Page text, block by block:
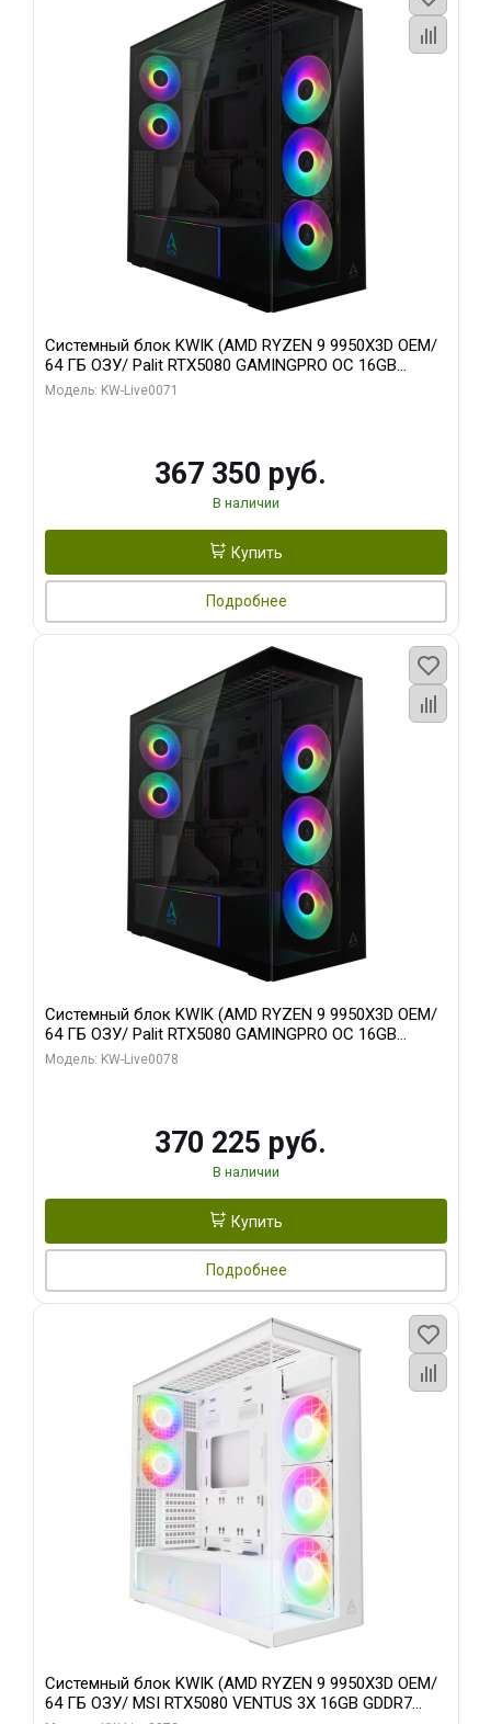
Системный блок KWIK (AMD RYZEN 9 9950X3D OEM/
64 ГБ ОЗУ/ Palit RTX5080 GAMINGPRO OC 16GB
GDDR7 256bit 3xDP HD/ 960 ГБ SSD)
Модель: KW-Live0071
367 350 руб.
В наличии
Купить
Подробнее
Системный блок KWIK (AMD RYZEN 9 9950X3D OEM/
64 ГБ ОЗУ/ Palit RTX5080 GAMINGPRO OC 16GB
GDDR7 256bit 3xDP HD/ 1 ТБ SSD)
Модель: KW-Live0078
370 225 руб.
В наличии
Купить
Подробнее
Системный блок KWIK (AMD RYZEN 9 9950X3D OEM/
64 ГБ ОЗУ/ MSI RTX5080 VENTUS 3X 16GB GDDR7